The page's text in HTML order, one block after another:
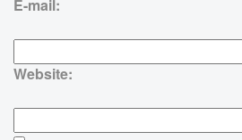
E-mail:
Website: